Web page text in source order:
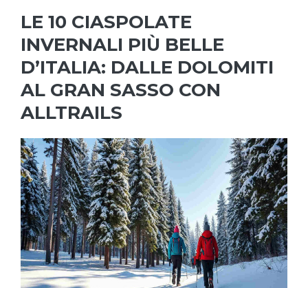
LE 10 CIASPOLATE
INVERNALI PIÙ BELLE
D’ITALIA: DALLE DOLOMITI
AL GRAN SASSO CON
ALLTRAILS